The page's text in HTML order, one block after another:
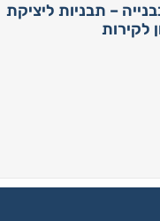
– תבניות ליציקת
לקירות